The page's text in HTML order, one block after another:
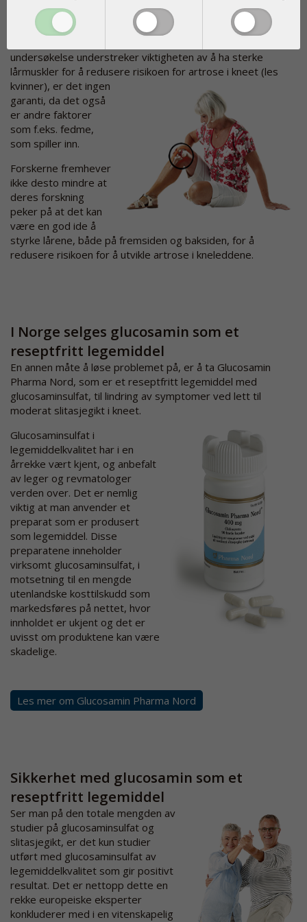
Ingen garanti
undersøkelse understreker viktigheten av å ha sterke
lårmuskler for å redusere risikoen for artrose i kneet (les
kvinner), er det ingen
garanti, da det også
er andre faktorer
som f.eks. fedme,
som spiller inn.
Forskerne fremhever
ikke desto mindre at
deres forskning
peker på at det kan
være en god ide å
styrke lårene, både på fremsiden og baksiden, for å
redusere risikoen for å utvikle artrose i kneleddene.
I Norge selges glucosamin som et
reseptfritt legemiddel
En annen måte å løse problemet på, er å ta Glucosamin
Pharma Nord, som er et reseptfritt legemiddel med
glucosaminsulfat, til lindring av symptomer ved lett til
moderat slitasjegikt i kneet.
Glucosaminsulfat i
legemiddelkvalitet har i en
årrekke vært kjent, og anbefalt
av leger og revmatologer
verden over. Det er nemlig
viktig at man anvender et
preparat som er produsert
som legemiddel. Disse
preparatene inneholder
virksomt glucosaminsulfat, i
motsetning til en mengde
utenlandske kosttilskudd som
markedsføres på nettet, hvor
innholdet er ukjent og det er
uvisst om produktene kan være
skadelige.
Les mer om Glucosamin Pharma Nord
Sikkerhet med glucosamin som et
reseptfritt legemiddel
Ser man på den totale mengden av
studier på glucosaminsulfat og
slitasjegikt, er det kun studier
utført med glucosaminsulfat av
legemiddelkvalitet som gir positivt
resultat. Det er nettopp dette en
rekke europeiske eksperter
konkluderer med i en vitenskapelig